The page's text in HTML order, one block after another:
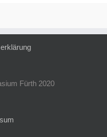
Fürth 2020